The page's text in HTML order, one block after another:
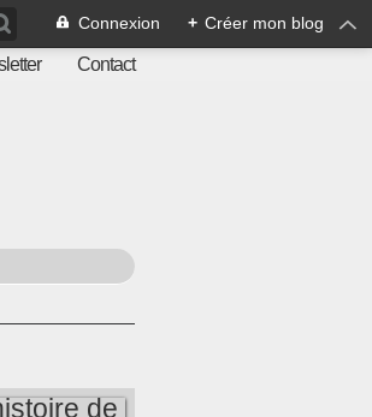
Connexion + Créer mon blog
Contact